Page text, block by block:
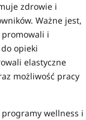
zdrowie i
Ważne jest,
i
opieki
elastyczne
możliwość pracy
wellness i